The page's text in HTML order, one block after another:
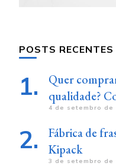
POSTS RECENTES
Quer
qualidade?
4 de setembro de
Fábrica de
Kipack
3 de setembro de